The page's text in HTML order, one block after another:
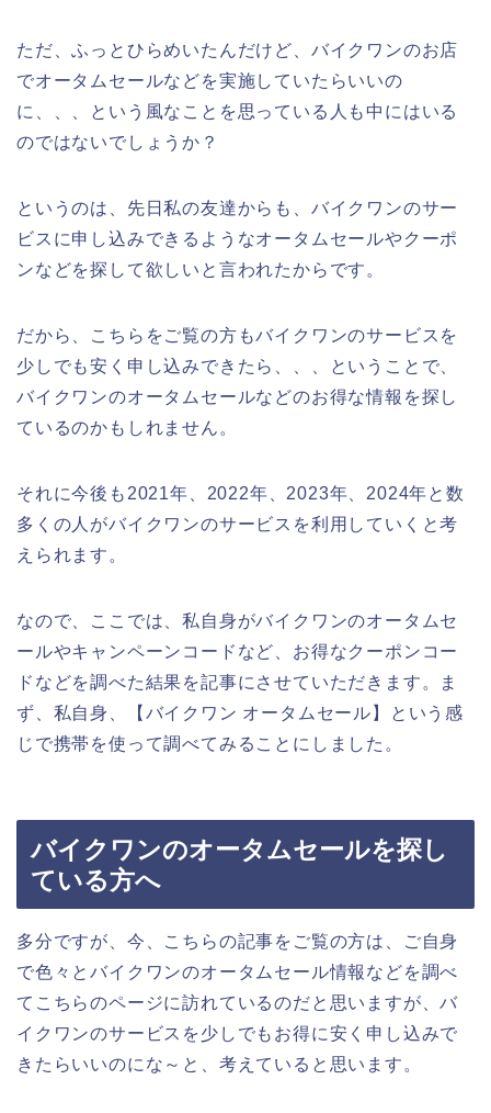
ただ、ふっとひらめいたんだけど、バイクワンのお店
でオータムセールなどを実施していたらいいの
に、、、という風なことを思っている人も中にはいる
のではないでしょうか？
というのは、先日私の友達からも、バイクワンのサー
ビスに申し込みできるようなオータムセールやクーポ
ンなどを探して欲しいと言われたからです。
だから、こちらをご覧の方もバイクワンのサービスを
少しでも安く申し込みできたら、、、ということで、
バイクワンのオータムセールなどのお得な情報を探し
ているのかもしれません。
それに今後も2021年、2022年、2023年、2024年と数
多くの人がバイクワンのサービスを利用していくと考
えられます。
なので、ここでは、私自身がバイクワンのオータムセ
ールやキャンペーンコードなど、お得なクーポンコー
ドなどを調べた結果を記事にさせていただきます。ま
ず、私自身、【バイクワン オータムセール】という感
じで携帯を使って調べてみることにしました。
バイクワンのオータムセールを探し
ている方へ
多分ですが、今、こちらの記事をご覧の方は、ご自身
で色々とバイクワンのオータムセール情報などを調べ
てこちらのページに訪れているのだと思いますが、バ
イクワンのサービスを少しでもお得に安く申し込みで
きたらいいのにな～と、考えていると思います。